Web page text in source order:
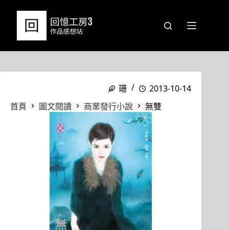
珊
2013-10-14
首頁
圖文閱讀 商業發行小說 無雙